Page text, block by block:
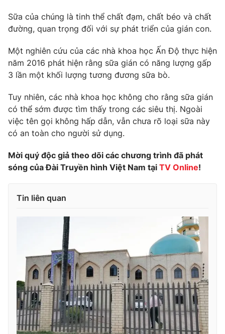
Sản phẩm
Tư vấn
Giao lưu trực tuyến
Chuyên mục khác
Emagazine Podcast
Photo Infographic
Video Shorts video
Thị trường 24h Tấm lòng Việt
VTV4 Vươn mình bằng AI
VTV9 VTV8
Liên hệ tòa soạn English
Sữa của chúng là tinh thể chất đạm, chất béo và chất
đường, quan trọng đối với sự phát triển của gián con.
Một nghiên cứu của các nhà khoa học Ấn Độ thực hiện
năm 2016 phát hiện rằng sữa gián có năng lượng gấp
3 lần một khối lượng tương đương sữa bò.
Tuy nhiên, các nhà khoa học không cho rằng sữa gián
có thể sớm được tìm thấy trong các siêu thị. Ngoài
việc tên gọi không hấp dẫn, vẫn chưa rõ loại sữa này
có an toàn cho người sử dụng.
Mời quý độc giả theo dõi các chương trình đã phát
sóng của Đài Truyền hình Việt Nam tại TV Online!
Tin liên quan